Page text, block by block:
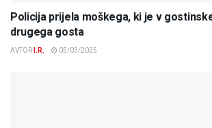
Policija prijela moškega, ki je v
drugega gosta
AVTOR I.R. 05/03/2025